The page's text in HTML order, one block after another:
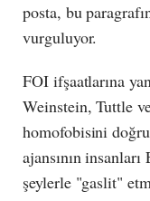
posta, bu
vurguluyor.
FOI ifşaatlarına
Weinstein, Tuttle
homofobisini
ajansının
şeylerle "gaslit"